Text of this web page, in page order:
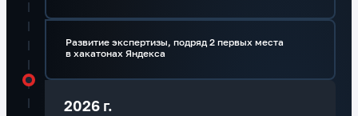
Развитие экспертизы, подряд 2 первых места
в хакатонах Яндекса
2026 г.